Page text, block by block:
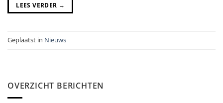
LEES VERDER →
Geplaatst in Nieuws
OVERZICHT BERICHTEN